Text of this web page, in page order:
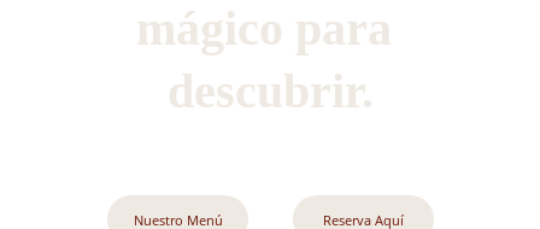
mágico para
descubrir.
Nuestro Menú Reserva Aquí